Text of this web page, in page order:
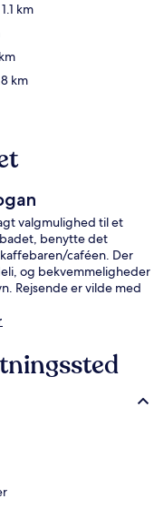
km
km
valgmulighed til et
benytte det
caféen. Der
og bekvemmeligheder
Rejsende er vilde med